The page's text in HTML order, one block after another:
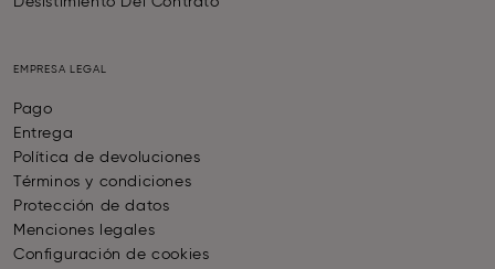
EMPRESA LEGAL
Pago
Entrega
Política de devoluciones
Términos y condiciones
Protección de datos
Menciones legales
Configuración de cookies